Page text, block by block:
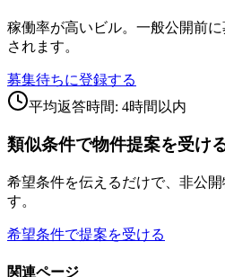
稼働率が高いビル。一般公開前
されます。
募集待ちに登録する
平均返答時間: 4時間以内
類似条件で物件提案を受け
希望条件を伝えるだけで、非公
す。
希望条件で提案を受ける
関連ページ